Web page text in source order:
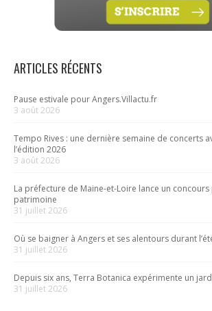
ARTICLES RÉCENTS
Pause estivale pour Angers.Villactu.fr
3 août 2026
Tempo Rives : une dernière semaine de concerts
l’édition 2026
3 août 2026
La préfecture de Maine-et-Loire lance un
patrimoine
31 juillet 2026
Où se baigner à Angers et ses alentours durant
31 juillet 2026
Depuis six ans, Terra Botanica expérimente un
31 juillet 2026